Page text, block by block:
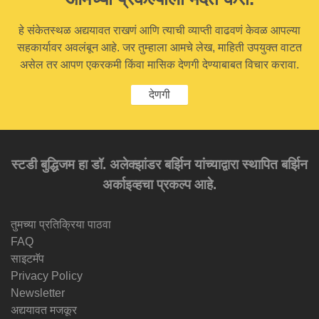
हे संकेतस्थळ अद्ययावत राखणं आणि त्याची व्याप्ती वाढवणं केवळ आपल्या
सहकार्यावर अवलंबून आहे. जर तुम्हाला आमचे लेख, माहिती उपयुक्त वाटत
असेल तर आपण एकरकमी किंवा मासिक देणगी देण्याबाबत विचार करावा.
देणगी
स्टडी बुद्धिजम हा डॉ. अलेक्झांडर बर्झिन यांच्याद्वारा स्थापित बर्झिन
अर्काइव्हचा प्रकल्प आहे.
तुमच्या प्रतिक्रिया पाठवा
FAQ
साइटमॅप
Privacy Policy
Newsletter
अद्ययावत मजकूर